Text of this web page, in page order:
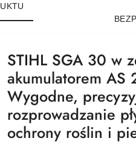
STIHL SGA 30 w
akumulatorem AS
Wygodne,
rozprowadzanie
ochrony roślin i